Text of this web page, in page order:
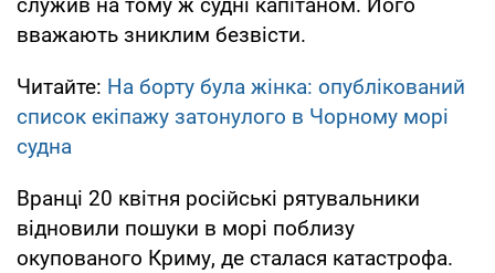
вважають зниклим безвісти.
Читайте: На борту була жінка: опублікований
список екіпажу затонулого в Чорному морі
судна
Вранці 20 квітня російські рятувальники
відновили пошуки в морі поблизу
окупованого Криму, де сталася катастрофа.